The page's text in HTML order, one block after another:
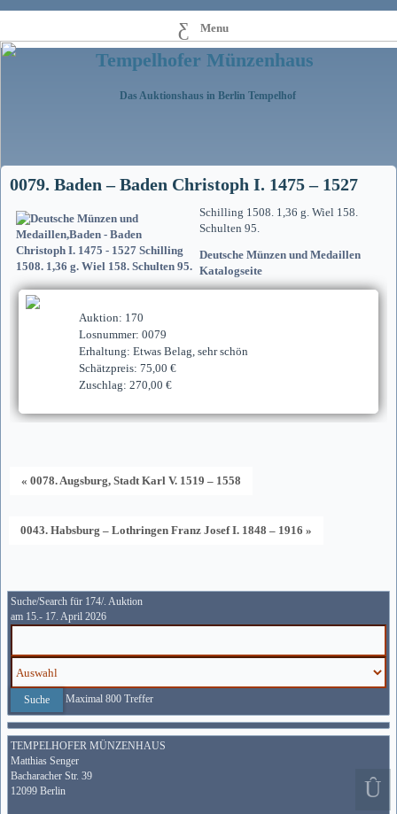
Menu
Tempelhofer Münzenhaus
Das Auktionshaus in Berlin Tempelhof
0079. Baden – Baden Christoph I. 1475 – 1527
Schilling 1508. 1,36 g. Wiel 158.
Schulten 95.
Deutsche Münzen und Medaillen
Katalogseite
Auktion: 170
Losnummer: 0079
Erhaltung: Etwas Belag, sehr schön
Schätzpreis: 75,00 €
Zuschlag: 270,00 €
« 0078. Augsburg, Stadt Karl V. 1519 – 1558
0043. Habsburg – Lothringen Franz Josef I. 1848 – 1916 »
Suche/Search für 174/. Auktion
am 15.- 17. April 2026
Maximal 800 Treffer
TEMPELHOFER MÜNZENHAUS
Matthias Senger
Bacharacher Str. 39
12099 Berlin